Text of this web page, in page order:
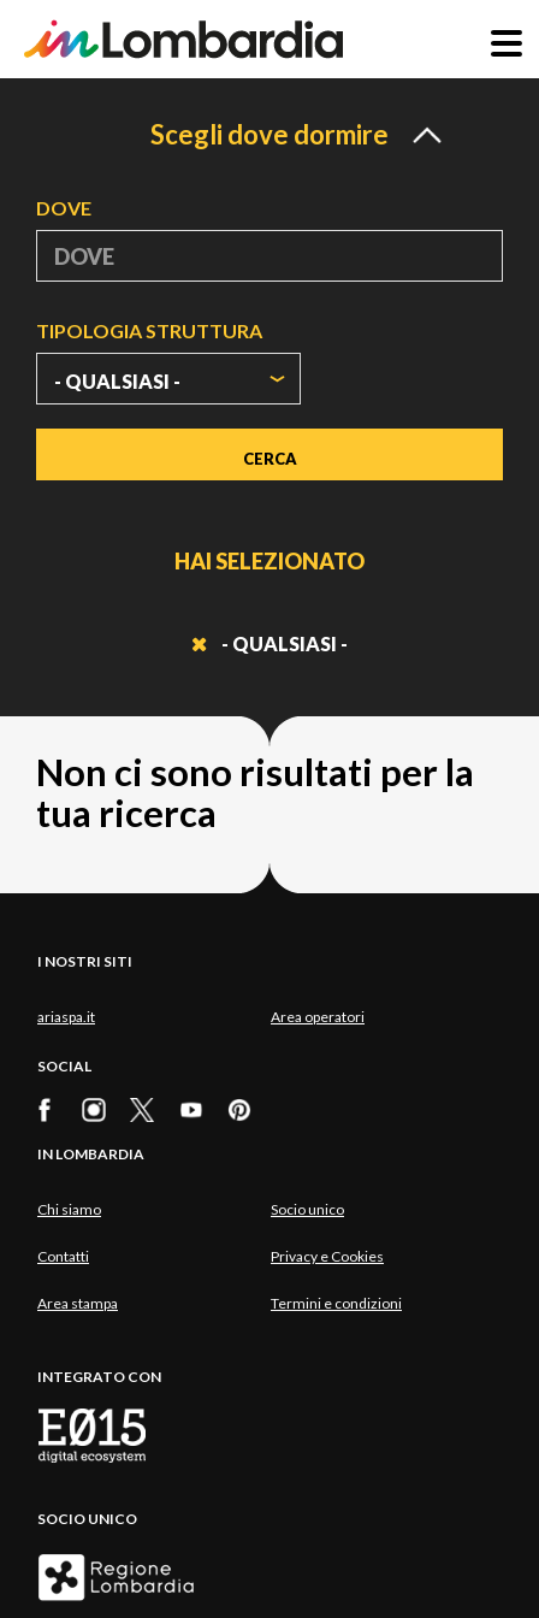
Scegli dove dormire
DOVE
TIPOLOGIA STRUTTURA
HAI SELEZIONATO
- QUALSIASI -
Non ci sono risultati per la
tua ricerca
I NOSTRI SITI
ariaspa.it Area operatori
SOCIAL
IN LOMBARDIA
Chi siamo Socio unico
Contatti Privacy e Cookies
Area stampa Termini e condizioni
INTEGRATO CON
SOCIO UNICO